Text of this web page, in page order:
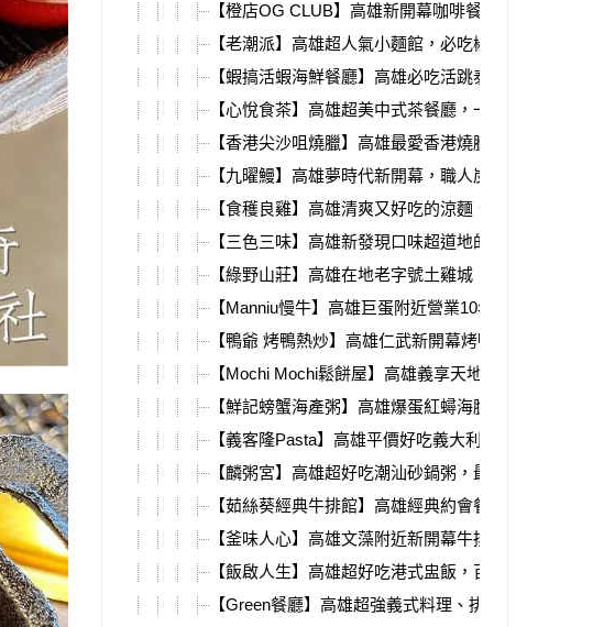
【橙店OG CLUB】高雄新開幕咖啡餐酒館，深夜直
【老潮派】高雄超人氣小麵館，必吃椒麻皮蛋麵、銷
【蝦搞活蝦海鮮餐廳】高雄必吃活跳泰國蝦，爆漿紅
【心悅食茶】高雄超美中式茶餐廳，一整甕佛跳牆用
【香港尖沙咀燒臘】高雄最愛香港燒臘，新分店必吃
【九曜鰻】高雄夢時代新開幕，職人炭烤鰻魚飯、丼
【食穫良雞】高雄清爽又好吃的涼麵、雞肉飯，自製
【三色三味】高雄新發現口味超道地的韓國釜飯，小
【綠野山莊】高雄在地老字號土雞城，還有超大停車
【Manniu慢牛】高雄巨蛋附近營業10年的職人牛肉小
【鴨爺 烤鴨熱炒】高雄仁武新開幕烤鴨、熱炒港點，
【Mochi Mochi鬆餅屋】高雄義享天地親子餐廳推薦！
【鮮記螃蟹海產粥】高雄爆蛋紅蟳海膽粥，期間限定
【義客隆Pasta】高雄平價好吃義大利麵，壽星還送
【麟粥宮】高雄超好吃潮汕砂鍋粥，最新改版熱炒、
【茹絲葵經典牛排館】高雄經典約會餐廳，甜點必吃
【釜味人心】高雄文藻附近新開幕牛排海膽釜飯，濃
【飯啟人生】高雄超好吃港式盅飯，百元初品嘗粵菜
【Green餐廳】高雄超強義式料理、排餐，不限時不